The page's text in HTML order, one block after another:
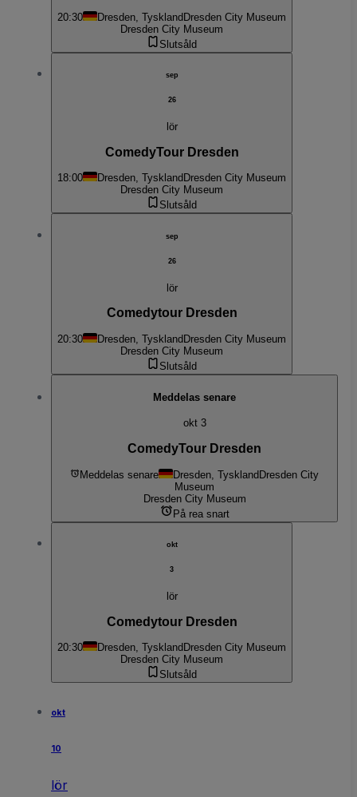
20:30 Dresden, TysklandDresden City Museum
Dresden City Museum
Slutsåld
sep
26
lör
ComedyTour Dresden
18:00 Dresden, Tyskland Dresden City Museum
Dresden City Museum
Slutsåld
sep
26
lör
Comedytour Dresden
20:30 Dresden, Tyskland Dresden City Museum
Dresden City Museum
Slutsåld
Meddelas senare
okt 3
ComedyTour Dresden
Meddelas senare Dresden, TysklandDresden City
Museum
Dresden City Museum
På rea snart
okt
3
lör
Comedytour Dresden
20:30 Dresden, Tyskland Dresden City Museum
Dresden City Museum
Slutsåld
okt
10
lör